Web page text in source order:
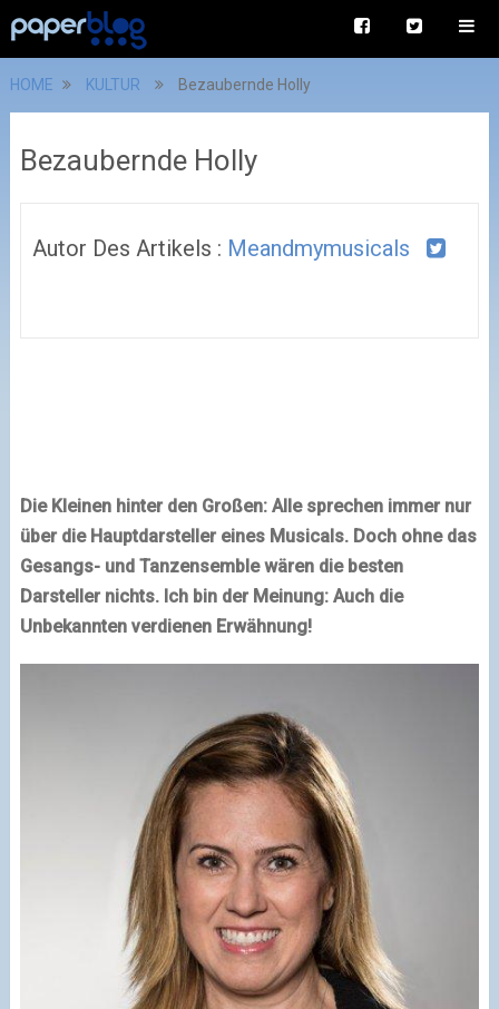
HOME KULTUR Bezaubernde Holly
Bezaubernde Holly
Autor Des Artikels : Meandmymusicals
Die Kleinen hinter den Großen: Alle sprechen immer nur
über die Hauptdarsteller eines Musicals. Doch ohne das
Gesangs- und Tanzensemble wären die besten
Darsteller nichts. Ich bin der Meinung: Auch die
Unbekannten verdienen Erwähnung!